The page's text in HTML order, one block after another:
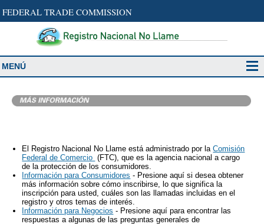
FEDERAL TRADE COMMISSION
MENÚ
El Registro Nacional No Llame está administrado por laComisión
Federal de Comercio (FTC), que es la agencia nacional a cargo
de la protección de los consumidores.
Información para Consumidores - Presione aquí si desea obtener
más información sobre cómo inscribirse, lo que significa la
inscripción para usted, cuáles son las llamadas incluidas en el
registro y otros temas de interés.
Información para Negocios - Presione aquí para encontrar las
respuestas a algunas de las preguntas generales de